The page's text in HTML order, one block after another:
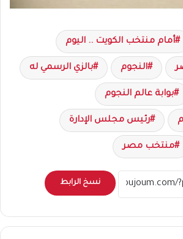
أمام منتخب الكويت .. اليوم
النجوم بالزي الرسمي له
بوابة عالم النجوم
رئيس مجلس الإدارة
منتخب مصر
نسخ الرابط